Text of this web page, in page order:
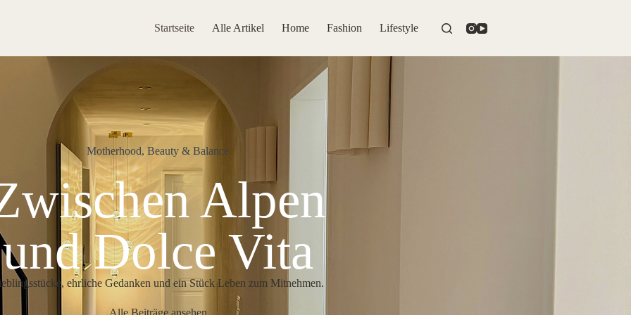
Startseite Alle Artikel Home Fashion Lifestyle
Motherhood, Beauty & Balance
Alpen
und Dolce Vita
ehrliche Gedanken und ein Stück Leben zum Mitnehmen.
Alle Beiträge ansehen